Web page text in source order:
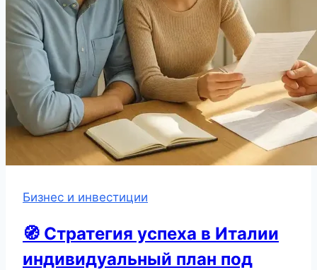
Бизнес и инвестиции
🧭 Стратегия успеха в Италии
индивидуальный план под